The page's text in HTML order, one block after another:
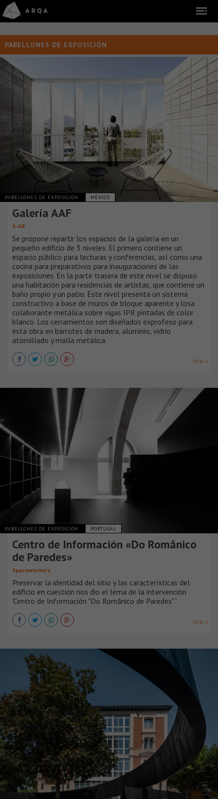
PABELLONES DE EXPOSICIÓN
PABELLONES DE EXPOSICIÓN MÉXICO
Galería AAF
S-AR
Se propone repartir los espacios de la galería en un
pequeño edificio de 3 niveles. El primero contiene un
espacio público para lecturas y conferencias, así como una
cocina para preparativos para inauguraciones de las
exposiciones. En la parte trasera de este nivel se dispuso
una habitación para residencias de artistas, que contiene un
baño propio y un patio. Este nivel presenta un sistema
constructivo a base de muros de bloque aparente y losa
colaborante metálica sobre vigas IPR pintadas de color
blanco. Los cerramientos son diseñados exprofeso para
esta obra en barrotes de madera, aluminio, vidrio
atornillado y malla metálica.
VER +
PABELLONES DE EXPOSICIÓN PORTUGAL
Centro de Información «Do Românico
de Paredes»
Spaceworkers
Preservar la identidad del sitio y las características del
edificio en cuestión nos dio el lema de la intervención
'Centro de Información "Do Românico de Paredes" '.
VER +